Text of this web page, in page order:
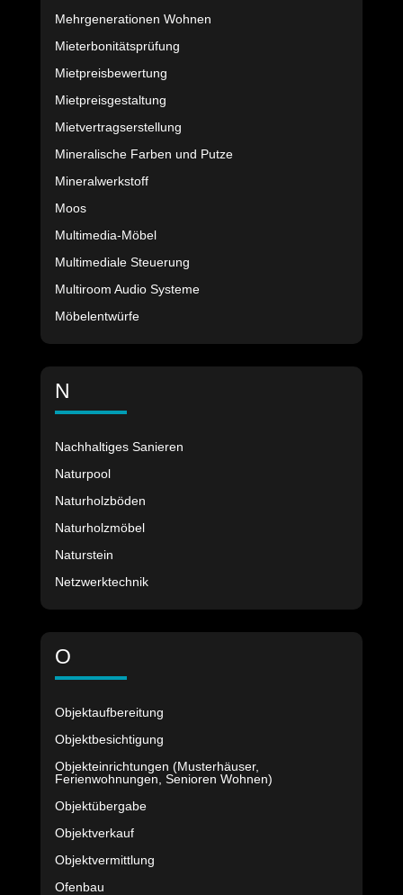
Mehrgenerationen Wohnen
Mieterbonitätsprüfung
Mietpreisbewertung
Mietpreisgestaltung
Mietvertragserstellung
Mineralische Farben und Putze
Mineralwerkstoff
Moos
Multimedia-Möbel
Multimediale Steuerung
Multiroom Audio Systeme
Möbelentwürfe
N
Nachhaltiges Sanieren
Naturpool
Naturholzböden
Naturholzmöbel
Naturstein
Netzwerktechnik
O
Objektaufbereitung
Objektbesichtigung
Objekteinrichtungen (Musterhäuser,
Ferienwohnungen, Senioren Wohnen)
Objektübergabe
Objektverkauf
Objektvermittlung
Ofenbau